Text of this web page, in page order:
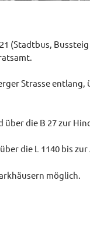
(Stadtbus,
Strasse
die B 27 zur
die L 1140 bis
möglich.